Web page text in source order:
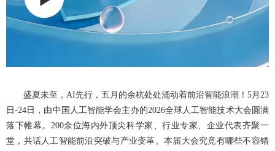
盛夏未至，AI先行，五月的余杭处处涌动着前沿智能浪潮！5月23
日-24日，由中国人工智能学会主办的2026全球人工智能技术大会圆满
落下帷幕。200余位海内外顶尖科学家、行业专家、企业代表齐聚一
堂，共话人工智能前沿突破与产业变革。本届大会究竟有哪些不容错